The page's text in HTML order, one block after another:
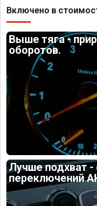
Включено в
Выше тяга -
оборотов.
Лучше подхват -
переключений